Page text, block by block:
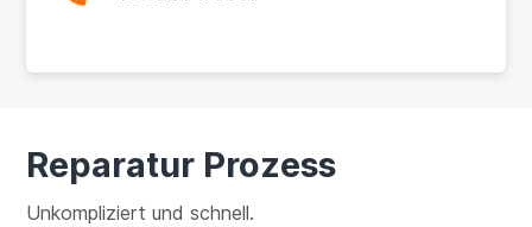
Reparatur Prozess
Unkompliziert und schnell.